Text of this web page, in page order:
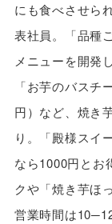
にも食べさせら
表社員。「品種
メニューを開発
「お芋のバス
円）など、焼き
り。「殿様スイ
なら1000円とお
クや「焼き芋ほ
営業時間は